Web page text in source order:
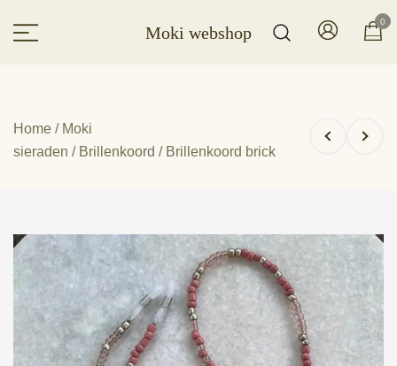
naar
Moki webshop
0
Home / Moki
sieraden / Brillenkoord / Brillenkoord brick